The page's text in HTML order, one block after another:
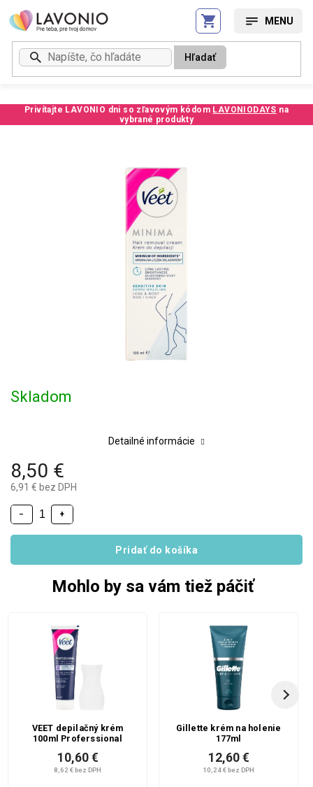
Prejsť
na
obsah
Privítajte LAVONIO dni so zľavovým kódom LAVONIODAYS na
vybrané produkty
Hľadať
Kód: 4740CE
8,50 €
6,91 € bez DPH
Skladom
+
−
Pridať do košíka
Detailné informácie
Mohlo by sa vám tiež páčiť
VEET depilačný krém
100ml Proferssional
8,62 € bez DPH
10,60 €
Gillette krém na holenie
177ml
10,24 € bez DPH
12,60 €